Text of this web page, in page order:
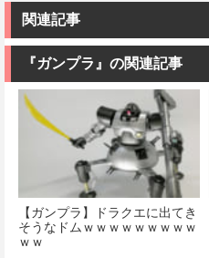
関連記事
『ガンプラ』の関連記事
【ガンプラ】ドラクエに出てき
そうなドムｗｗｗｗｗｗｗｗｗ
ｗｗ